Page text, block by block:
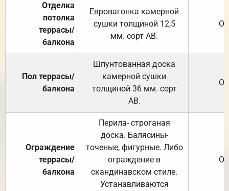
Отделка
потолка
террасы/
балкона
Евровагонка камерной
сушки толщиной 12,5
мм. сорт АВ.
Пол террасы/
балкона
Шпунтованная доска
камерной сушки
толщиной 36 мм. сорт
АВ.
Ограждение
террасы/
балкона
Перила- строганая
доска. Балясины-
точеные, фигурные. Либо
ограждение в
скандинавском стиле.
Устанавливаются